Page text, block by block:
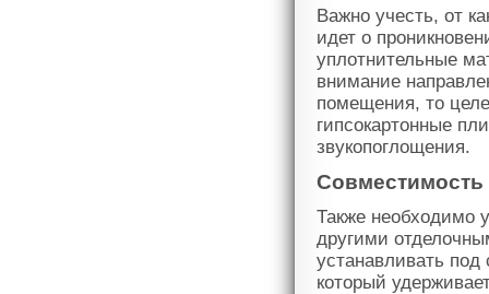
Важно учесть, от
идет о
уплотнительные
внимание
помещения, то
гипсокартонные
звукопоглощения.
Также необходимо
другими
устанавливать
который